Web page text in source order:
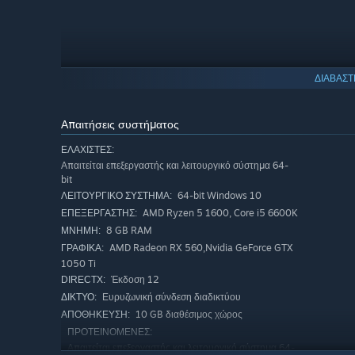
Deep gun and mech customization. Earn the loyalty of
theorycraft the perfect loadout.
Απαιτήσεις συστήματος
ΕΛΆΧΙΣΤΕΣ:
Απαιτείται επεξεργαστής και λειτουργικό σύστημα 64-
bit
ΛΕΙΤΟΥΡΓΙΚΌ ΣΎΣΤΗΜΑ: 64-bit Windows 10
ΕΠΕΞΕΡΓΑΣΤΉΣ: AMD Ryzen 5 1600, Core i5 6600K
ΜΝΉΜΗ: 8 GB RAM
ΓΡΑΦΙΚΆ: AMD Radeon RX 560,Nvidia GeForce GTX
1050 Ti
DIRECTX: Έκδοση 12
ΔΊΚΤΥΟ: Ευρυζωνική σύνδεση διαδικτύου
ΑΠΟΘΉΚΕΥΣΗ: 10 GB διαθέσιμος χώρος
ΠΡΟΤΕΙΝΌΜΕΝΕΣ:
Απαιτείται επεξεργαστής και λειτουργικό σύστημα 64-